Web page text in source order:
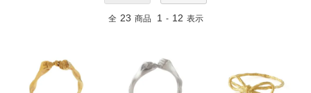
全 23 商品 1 - 12 表示